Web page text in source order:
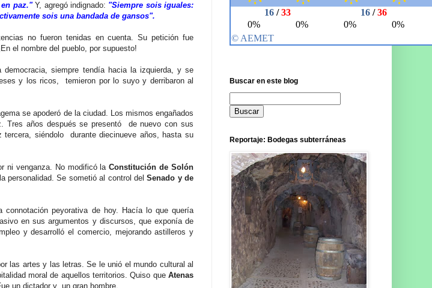
paz."Y, agregó indignado: "Siempre sois iguales:
sois una bandada de gansos".
no fueron tenidas en cuenta. Su petición fue
el nombre del pueblo, por supuesto!
siempre tendía hacia la izquierda, y se
y los ricos, temieron por lo suyo y derribaron al
se apoderó de la ciudad. Los mismos engañados
Tres años después se presentó de nuevo con sus
tercera, siéndolo durante diecinueve años, hasta su
ni venganza. No modificó laConstitución de Solón
personalidad. Se sometió al control delSenado y de
connotación peyorativa de hoy. Hacía lo que quería
en sus argumentos y discursos, que exponía de
y desarrolló el comercio, mejorando astilleros y
las artes y las letras. Se le unió el mundo cultural al
moral de aquellos territorios. Quiso queAtenas
un dictador y un gran hombre.
Buscar en este blog
Reportaje: Bodegas subterráneas